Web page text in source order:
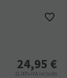
24,95 €
21.00% IVA incluido